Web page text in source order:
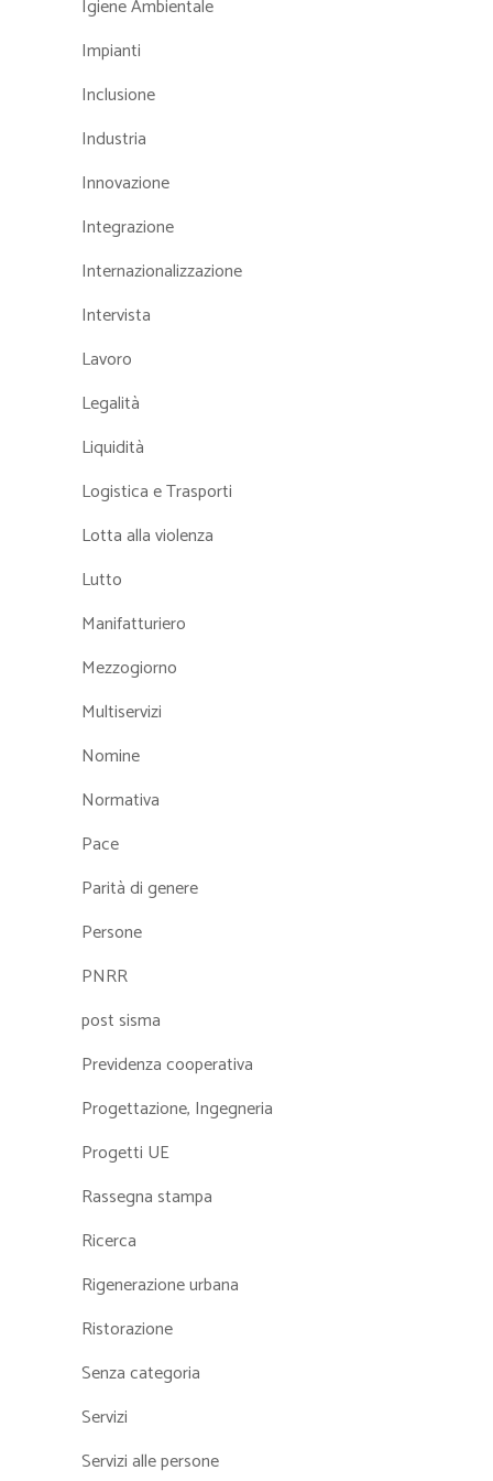
Igiene Ambientale
Impianti
Inclusione
Industria
Innovazione
Integrazione
Internazionalizzazione
Intervista
Lavoro
Legalità
Liquidità
Logistica e Trasporti
Lotta alla violenza
Lutto
Manifatturiero
Mezzogiorno
Multiservizi
Nomine
Normativa
Pace
Parità di genere
Persone
PNRR
post sisma
Previdenza cooperativa
Progettazione, Ingegneria
Progetti UE
Rassegna stampa
Ricerca
Rigenerazione urbana
Ristorazione
Senza categoria
Servizi
Servizi alle persone